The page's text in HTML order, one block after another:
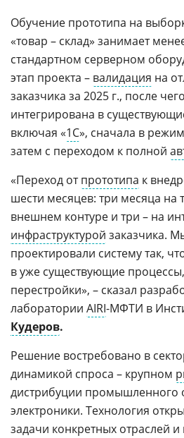
Обучение прототипа на
«товар – склад» занимает
стандартном серверном
этап проекта – валидация на
заказчика за 2025 г., после
интегрирована в
включая «1С», сначала в
затем с переходом к полной
«Переход отпрототипа к
шести месяцев: три месяца на
внешнем контуре и три – на
инфраструктурой заказчика.
проектировали систему так,
в уже существующие
перестройки», – сказал
лаборатории AIRI-МФТИ в
Кудеров.
Решение востребовано в
динамикой спроса – крупном
дистрибуции промышленного
электроники. Технология
задачи конкретных отраслей